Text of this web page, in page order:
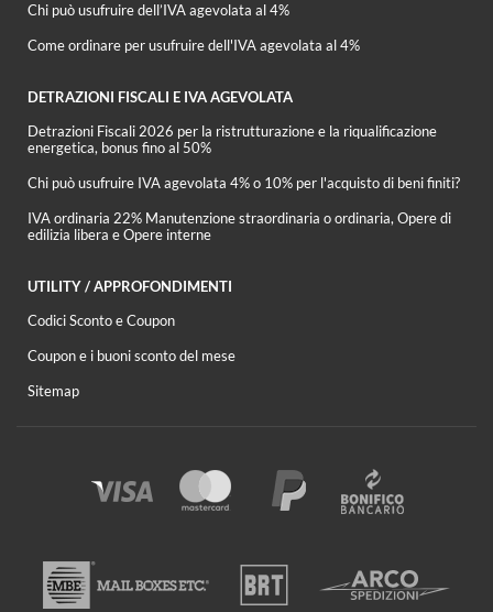
Chi può usufruire dell’IVA agevolata al 4%
Come ordinare per usufruire dell'IVA agevolata al 4%
DETRAZIONI FISCALI E IVA AGEVOLATA
Detrazioni Fiscali 2026 per la ristrutturazione e la riqualificazione
energetica, bonus fino al 50%
Chi può usufruire IVA agevolata 4% o 10% per l'acquisto di beni finiti?
IVA ordinaria 22% Manutenzione straordinaria o ordinaria, Opere di
edilizia libera e Opere interne
UTILITY / APPROFONDIMENTI
Codici Sconto e Coupon
Coupon e i buoni sconto del mese
Sitemap